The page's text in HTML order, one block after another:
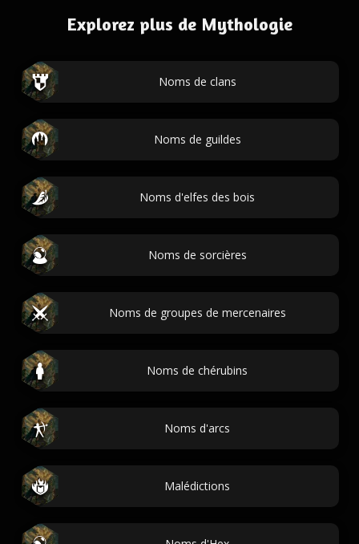
Explorez plus de Mythologie
Noms de clans
Noms de guildes
Noms d'elfes des bois
Noms de sorcières
Noms de groupes de mercenaires
Noms de chérubins
Noms d'arcs
Malédictions